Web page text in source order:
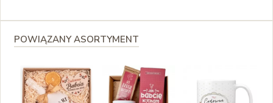
POWIĄZANY ASORTYMENT